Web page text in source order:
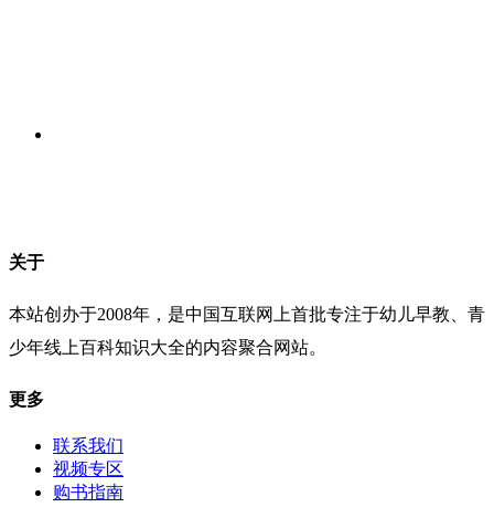
关于
本站创办于2008年，是中国互联网上首批专注于幼儿早教、青
少年线上百科知识大全的内容聚合网站。
更多
联系我们
视频专区
购书指南